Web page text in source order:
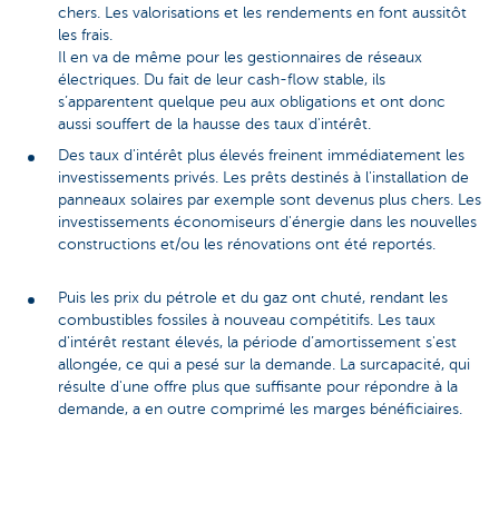
chers. Les valorisations et les rendements en font aussitôt
les frais.
Il en va de même pour les gestionnaires de réseaux
électriques. Du fait de leur cash-flow stable, ils
s’apparentent quelque peu aux obligations et ont donc
aussi souffert de la hausse des taux d'intérêt.
Des taux d'intérêt plus élevés freinent immédiatement les
investissements privés. Les prêts destinés à l'installation de
panneaux solaires par exemple sont devenus plus chers. Les
investissements économiseurs d'énergie dans les nouvelles
constructions et/ou les rénovations ont été reportés.
Puis les prix du pétrole et du gaz ont chuté, rendant les
combustibles fossiles à nouveau compétitifs. Les taux
d'intérêt restant élevés, la période d’amortissement s'est
allongée, ce qui a pesé sur la demande. La surcapacité, qui
résulte d'une offre plus que suffisante pour répondre à la
demande, a en outre comprimé les marges bénéficiaires.